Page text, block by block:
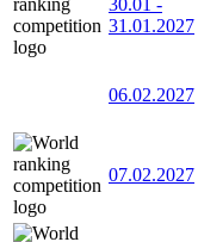
31.01.2027
06.02.2027
07.02.2027